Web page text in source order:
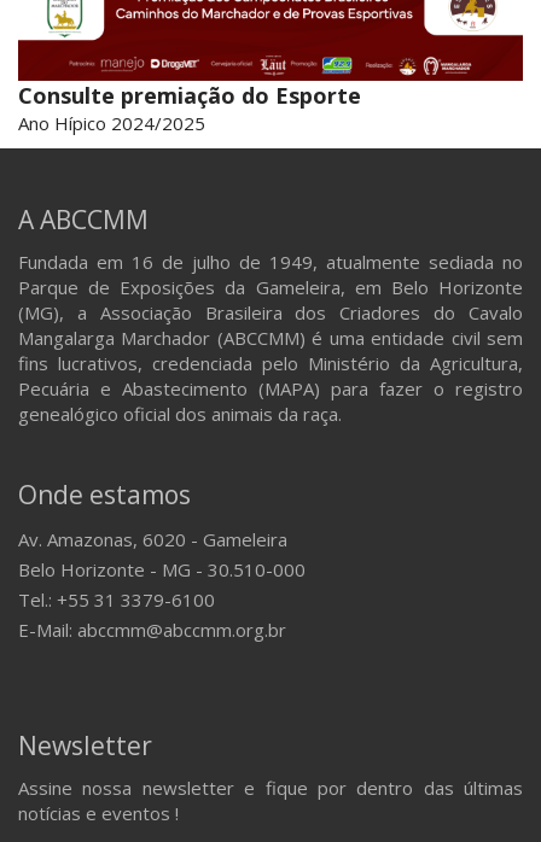
Consulte premiação do Esporte
Ano Hípico 2024/2025
A ABCCMM
Fundada em 16 de julho de 1949, atualmente sediada no
Parque de Exposições da Gameleira, em Belo Horizonte
(MG), a Associação Brasileira dos Criadores do Cavalo
Mangalarga Marchador (ABCCMM) é uma entidade civil sem
fins lucrativos, credenciada pelo Ministério da Agricultura,
Pecuária e Abastecimento (MAPA) para fazer o registro
genealógico oficial dos animais da raça.
Onde estamos
Av. Amazonas, 6020 - Gameleira
Belo Horizonte - MG - 30.510-000
Tel.: +55 31 3379-6100
E-Mail: abccmm@abccmm.org.br
Newsletter
Assine nossa newsletter e fique por dentro das últimas
notícias e eventos !